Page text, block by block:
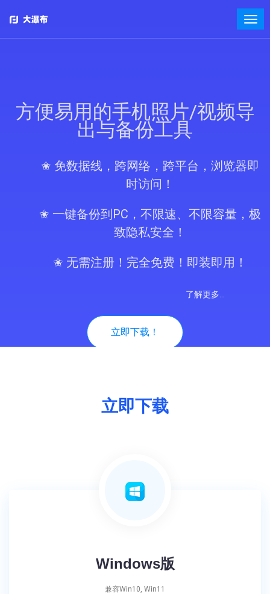
方便易用的手机照片/视频导
出与备份工具
✬ 免数据线，跨网络，跨平台，浏览器即
时访问！
✬ 一键备份到PC，不限速、不限容量，极
致隐私安全！
✬ 无需注册！完全免费！即装即用！
了解更多...
立即下载！
立即下载
Windows版
兼容Win10, Win11